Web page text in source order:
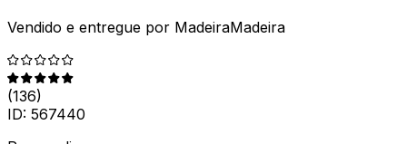
Vendido e entregue por MadeiraMadeira
(136)
ID: 567440